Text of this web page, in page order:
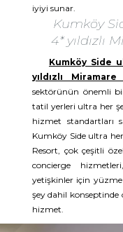
iyiyi sunar.
Kumköy
4* yıldızlı
Kumköy Side
yıldızlı
sektörünün önemli
tatil yerleri ultra her
hizmet standartları
Kumköy Side ultra
Resort, çok çeşitli
concierge
yetişkinler için
şey dahil konseptinde
hizmet.